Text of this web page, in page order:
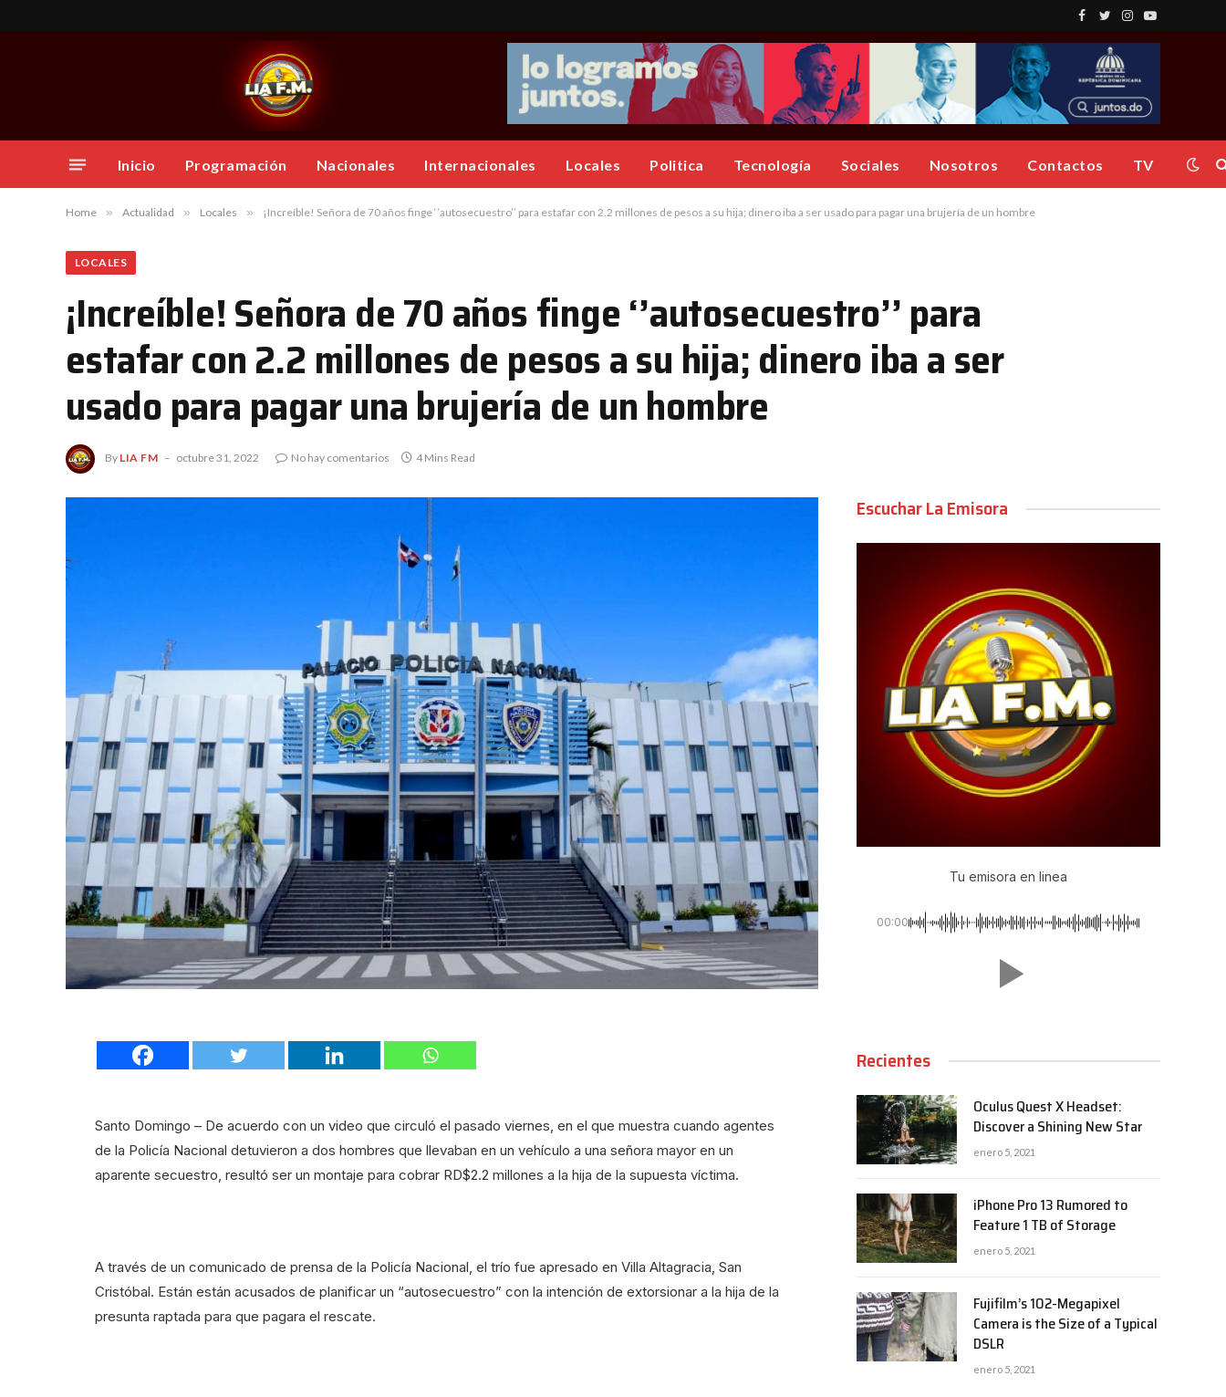
Facebook
TwitterInstagram
YouTube
Inicio Programación Nacionales Internacionales Locales Politica Tecnología Sociales Nosotros Contactos TV
Home » Actualidad » Locales » ¡Increíble! Señora de 70 años finge ‘’autosecuestro’’ para estafar con 2.2 millones de pesos a su hija; dinero iba a ser usado para pagar una brujería de un hombre
LOCALES
¡Increíble! Señora de 70 años finge ‘’autosecuestro’’ para
estafar con 2.2 millones de pesos a su hija; dinero iba a ser
usado para pagar una brujería de un hombre
By LIA FM octubre 31, 2022 No hay comentarios 4 Mins Read
Santo Domingo – De acuerdo con un video que circuló el pasado viernes, en el que muestra cuando agentes
de la Policía Nacional detuvieron a dos hombres que llevaban en un vehículo a una señora mayor en un
aparente secuestro, resultó ser un montaje para cobrar RD$2.2 millones a la hija de la supuesta víctima.
A través de un comunicado de prensa de la Policía Nacional, el trío fue apresado en Villa Altagracia, San
Cristóbal. Están están acusados de planificar un “autosecuestro” con la intención de extorsionar a la hija de la
presunta raptada para que pagara el rescate.
Escuchar La Emisora
Tu emisora en linea
00:00
Recientes
Oculus Quest X Headset:
Discover a Shining New Star
enero 5, 2021
iPhone Pro 13 Rumored to
Feature 1 TB of Storage
enero 5, 2021
Fujifilm’s 102-Megapixel
Camera is the Size of a Typical
DSLR
enero 5, 2021